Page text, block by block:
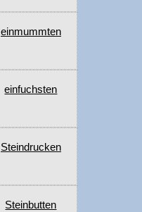
einmummten
einfuchsten
Steindrucken
Steinbutten